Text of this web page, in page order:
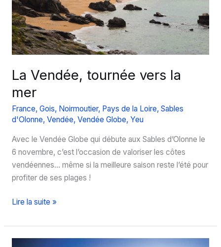
La Vendée, tournée vers la
mer
France, Gois, Noirmoutier, Pays de la Loire, Sables
d'Olonne, Vendée, Vendée Globe, Yeu
Avec le Vendée Globe qui débute aux Sables d’Olonne le
6 novembre, c’est l’occasion de valoriser les côtes
vendéennes… même si la meilleure saison reste l’été pour
profiter de ses plages !
La
tournée
vers
Lire la suite »